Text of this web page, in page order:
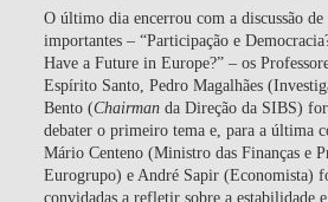
O último dia encerrou com a discussão
importantes – “Participação e
Have a Future in Europe?” – os
Espírito Santo, Pedro Magalhães
Bento (Chairmanda Direção da SIBS)
debater o primeiro tema e, para a última
Mário Centeno (Ministro das Finanças e
Eurogrupo) e André Sapir (Economista)
convidadas a refletir sobre a estabilidade